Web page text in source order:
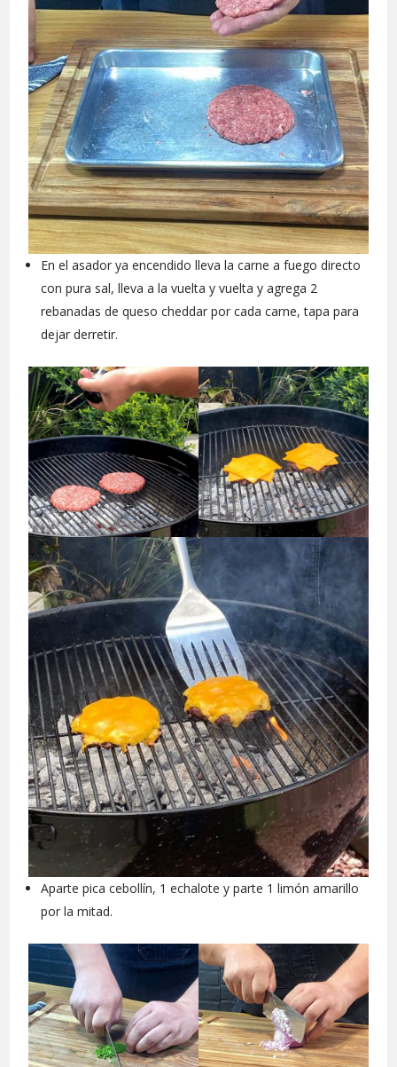
En el asador ya encendido lleva la carne a fuego directo
con pura sal, lleva a la vuelta y vuelta y agrega 2
rebanadas de queso cheddar por cada carne, tapa para
dejar derretir.
Aparte pica cebollín, 1 echalote y parte 1 limón amarillo
por la mitad.